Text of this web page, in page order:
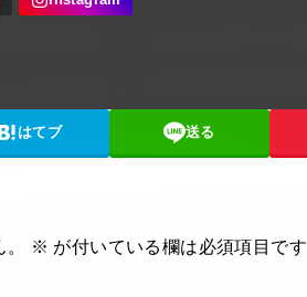
はてブ 送る
※ が付いている欄は必須項目です